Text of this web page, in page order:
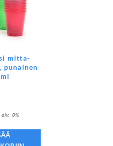
mitta-
punainen
alv. 0%